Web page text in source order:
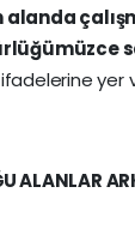
alanda
ifadelerine yer
ALANLAR